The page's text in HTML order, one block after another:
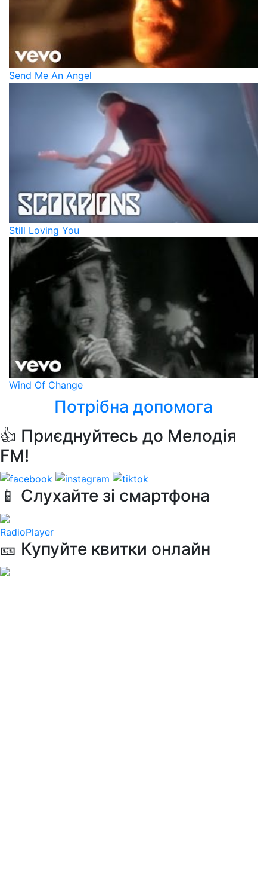
Send Me An Angel
Still Loving You
Wind Of Change
Потрібна допомога
👍 Приєднуйтесь до Мелодія
FM!
📱 Слухайте зі смартфона
RadioPlayer
🎫 Купуйте квитки онлайн